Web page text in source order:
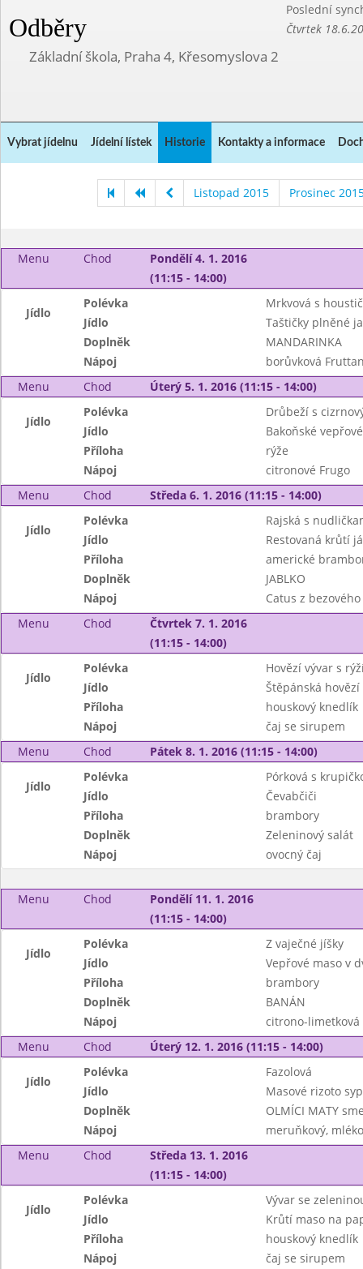
Odběry
Poslední
Čtvrtek
Základní škola, Praha 4, Křesomyslova 2
Vybrat jídelnu Jídelní lístek Historie Kontakty a informace
Listopad 2015 Prosinec
Menu Chod
Pondělí 4. 1. 2016
(11:15 - 14:00)
Jídlo
Polévka
Mrkvová s
Jídlo
Taštičky plněné
Doplněk
MANDARINKA
Nápoj
borůvková
Menu
Chod Úterý 5. 1. 2016 (11:15 - 14:00)
Jídlo
Polévka
Drůbeží s
Jídlo
Bakoňské vepřové
Příloha
rýže
Nápoj
citronové Frugo
Menu
Chod Středa 6. 1. 2016 (11:15 - 14:00)
Jídlo
Polévka
Rajská s
Jídlo
Restovaná krůtí
Příloha
americké
Doplněk
JABLKO
Nápoj
Catus z
Menu
Chod
Čtvrtek 7. 1. 2016
(11:15 - 14:00)
Jídlo
Polévka
Hovězí vývar s
Jídlo
Štěpánská hovězí
Příloha
houskový knedlík
Nápoj
čaj se sirupem
Menu
Chod Pátek 8. 1. 2016 (11:15 - 14:00)
Jídlo
Polévka
Pórková s
Jídlo
Čevabčiči
Příloha
brambory
Doplněk
Zeleninový salát
Nápoj
ovocný čaj
Menu Chod
Pondělí 11. 1. 2016
(11:15 - 14:00)
Jídlo
Polévka
Z vaječné jíšky
Jídlo
Vepřové maso v
Příloha
brambory
Doplněk
BANÁN
Nápoj
citrono-
Menu
Chod Úterý 12. 1. 2016 (11:15 - 14:00)
Jídlo
Polévka
Fazolová
Jídlo
Masové rizoto
Doplněk
OLMÍCI MATY
Nápoj
meruňkový,
Menu
Chod
Středa 13. 1. 2016
(11:15 - 14:00)
Jídlo
Polévka
Vývar se
Jídlo
Krůtí maso na
Příloha
houskový knedlík
Nápoj
čaj se sirupem